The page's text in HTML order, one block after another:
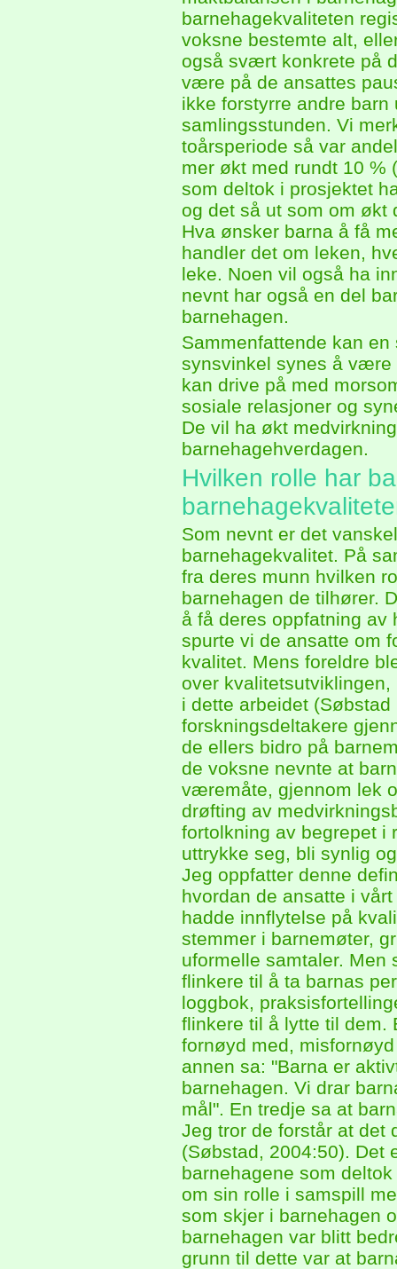
barnehagekvaliteten
voksne bestemte alt,
også svært konkrete på
være på de ansattes
ikke forstyrre andre
samlingsstunden. Vi
toårsperiode så var
mer økt med rundt 10 %
som deltok i prosjektet
og det så ut som om økt
Hva ønsker barna å få
handler det om leken,
leke. Noen vil også ha
nevnt har også en del
barnehagen.
Sammenfattende kan
synsvinkel synes å være
kan drive på med
sosiale relasjoner og
De vil ha økt
barnehagehverdagen.
Hvilken rolle har
Som nevnt er det
barnehagekvalitet. På
fra deres munn hvilken
barnehagen de tilhører.
å få deres oppfatning av
spurte vi de ansatte om
kvalitet. Mens foreldre
over
i dette arbeidet
forskningsdeltakere
de ellers bidro på
de voksne nevnte at
væremåte, gjennom lek
drøfting av
fortolkning av begrepet i
uttrykke seg, bli synlig
Jeg oppfatter denne
hvordan de ansatte i
hadde innflytelse på
stemmer i barnemøter,
uformelle samtaler. Men
flinkere til å ta barnas
loggbok,
flinkere til å lytte til dem.
fornøyd med,
annen sa: "Barna er
barnehagen. Vi drar
mål". En tredje sa at
Jeg tror de forstår at det
(Søbstad, 2004:50). Det
barnehagene som
om sin rolle i samspill
som skjer i barnehagen
barnehagen var blitt
grunn til dette var at